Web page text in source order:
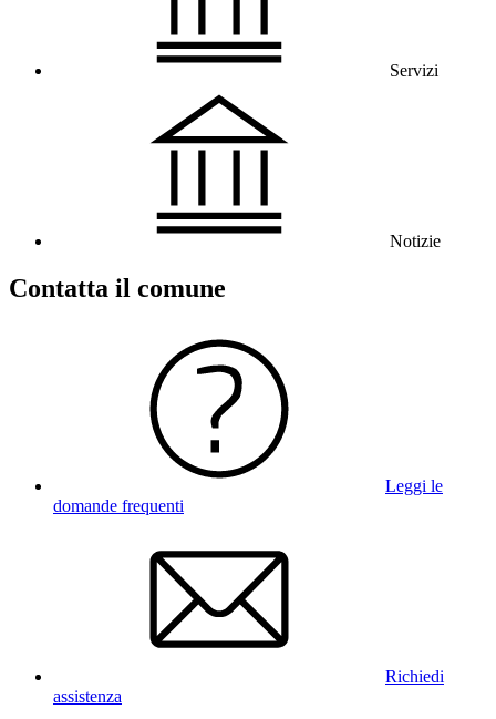
Servizi
Notizie
Contatta il comune
Leggi le
domande frequenti
Richiedi
assistenza